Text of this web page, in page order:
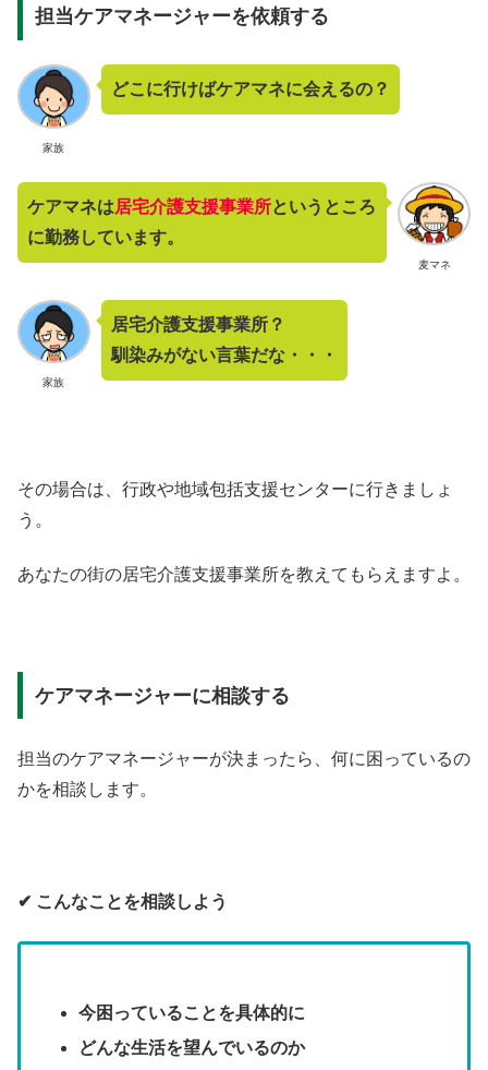
担当ケアマネージャーを依頼する
家族
どこに行けばケアマネに会えるの？
麦マネ
ケアマネは居宅介護支援事業所というところ
に勤務しています。
家族
居宅介護支援事業所？
馴染みがない言葉だな・・・
その場合は、行政や地域包括支援センターに行きましょ
う。
あなたの街の居宅介護支援事業所を教えてもらえますよ。
ケアマネージャーに相談する
担当のケアマネージャーが決まったら、何に困っているの
かを相談します。
✔︎ こんなことを相談しよう
今困っていることを具体的に
どんな生活を望んでいるのか